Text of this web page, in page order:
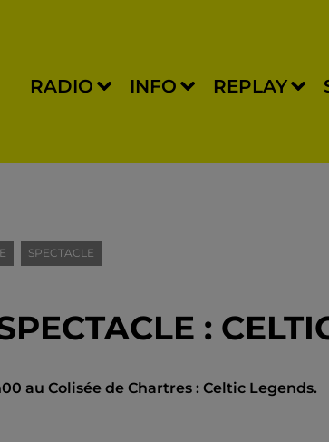
RADIO INFO REPLAY
SPECTACLE
:
au Colisée de Chartres : Celtic Legends.